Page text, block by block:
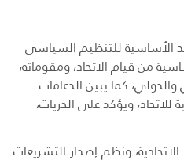
الأساسية للتنظيم السياسي
من قيام الاتحاد، ومقوماته،
كما يبين الدعامات
للاتحاد، ويؤكد على الحريات،
ونظم إصدار التشريعات